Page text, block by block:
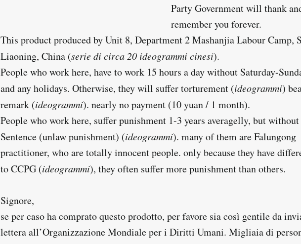
Party Government will thank
remember you forever.
This product produced by Unit 8, Department 2 Mashanjia Labour Camp,
Liaoning, China (serie di circa 20 ideogrammi cinesi).
People who work here, have to work 15 hours a day without Saturday-
and any holidays. Otherwise, they will suffer torturement (ideogrammi)
remark (ideogrammi). nearly no payment (10 yuan / 1 month).
People who work here, suffer punishment 1-3 years averagelly, but
Sentence (unlaw punishment) (ideogrammi). many of them are Falungong
practitioner, who are totally innocent people. only because they have
to CCPG (ideogrammi), they often suffer more punishment than others.
Signore,
se per caso ha comprato questo prodotto, per favore sia così gentile da
lettera all’Organizzazione Mondiale per i Diritti Umani. Migliaia di